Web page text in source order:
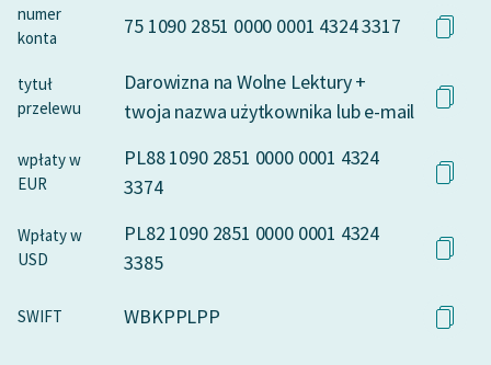
numer
konta
75 1090 2851 0000 0001 4324 3317
tytuł
przelewu
Darowizna na Wolne Lektury +
twoja nazwa użytkownika lub e-mail
wpłaty w
EUR
PL88 1090 2851 0000 0001 4324
3374
Wpłaty w
USD
PL82 1090 2851 0000 0001 4324
3385
SWIFT WBKPPLPP